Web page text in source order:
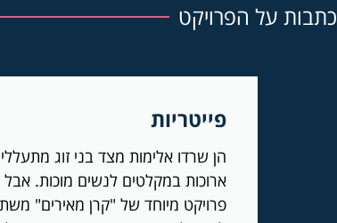
כתבות על הפרויקט
פייטריות
הן שרדו אלימות מצד בני זוג
ארוכות במקלטים לנשים מוכות.
פרויקט מיוחד של "קרן מאירים"